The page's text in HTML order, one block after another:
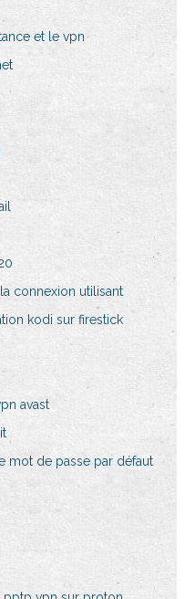
et le vpn
connexion utilisant
kodi sur firestick
avast
mot de passe par défaut